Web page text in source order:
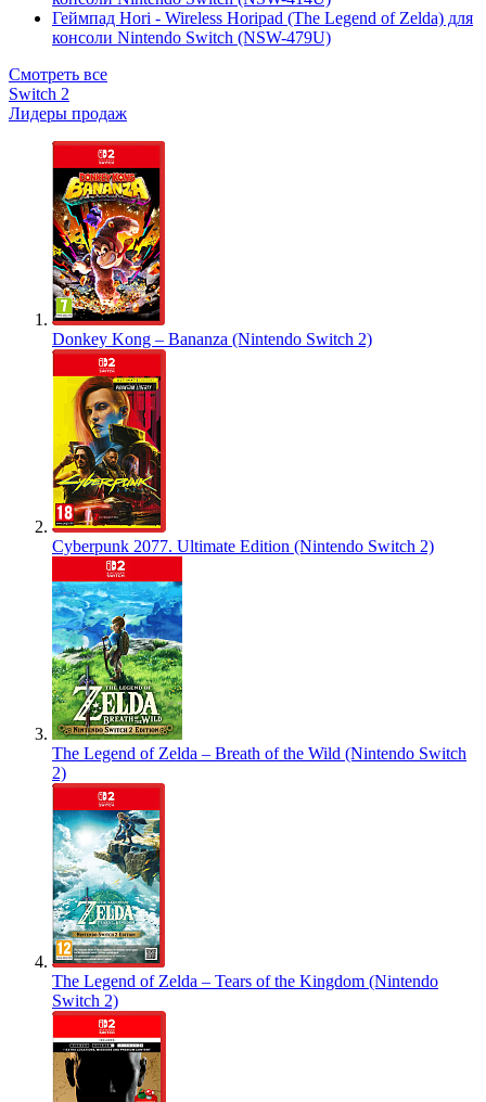
Геймпад Hori - Wireless Horipad (The Legend of Zelda) для
консоли Nintendo Switch (NSW-479U)
Смотреть все
Switch 2
Лидеры продаж
Donkey Kong – Bananza (Nintendo Switch 2)
Cyberpunk 2077. Ultimate Edition (Nintendo Switch 2)
The Legend of Zelda – Breath of the Wild (Nintendo Switch
2)
The Legend of Zelda – Tears of the Kingdom (Nintendo
Switch 2)